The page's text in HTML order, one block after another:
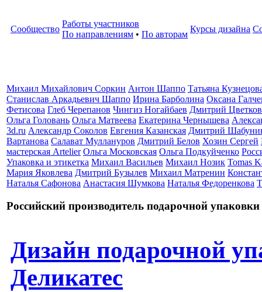
Сообщество
Работы участников
По направлениям • По авторам
Курсы дизайна
Михаил Михайлович Соркин Антон Шаппо Татьяна
Станислав Аркадьевич Шаппо Ирина Барболина Оксана
Фетисова Глеб Черепанов Чингиз Ногайбаев Дмитрий Цветков
Ольга Головань Ольга Матвеева Екатерина Чернышева
3d.ru Александр Соколов Евгения Казанская Дмитрий
Вартанова Салават Муллануров Дмитрий Белов Хозин Сергей
мастерская Artelier Ольга Московская Ольга Подкуйченко
Упаковка и этикетка Михаил Васильев Михаил Нозик Tomas
Мария Яковлева Дмитрий Бузылев Михаил Матренин
Наталья Сафонова Анастасия Шумкова Наталья Федоренкова
Российский производитель подарочной
Дизайн подарочной
Деликатес